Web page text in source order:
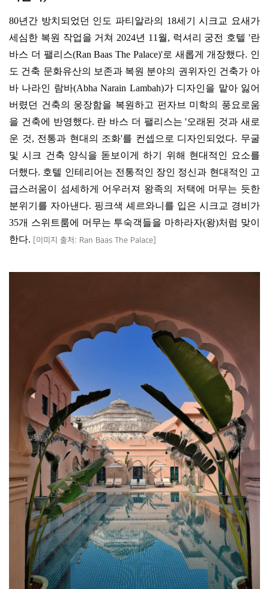
80년간 방치되었던 인도 파티알라의 18세기 시크교 요새가
세심한 복원 작업을 거쳐 2024년 11 월, 럭셔리 궁전 호텔 '란
바스 더 팰리스(Ran Baas The Palace)'로 새롭게 개장했다. 인
도 건축 문화유산의 보존과 복원 분야의 권위자인 건축가 아
바 나라인 람바(Abha Narain Lambah)가 디자인을 맡아 잃어
버렸던 건축의 웅장함을 복원하고 펀자브 미학의 풍요로움
을 건축에 반영했다. 란 바스 더 팰리스는 '오래된 것과 새로
운 것, 전통과 현대의 조화'를 컨셉으로 디자인되었다. 무굴
및 시크 건축 양식을 돋보이게 하기 위해 현대적인 요소를
더했다. 호텔 인테리어는 전통적인 장인 정신과 현대적인 고
급스러움이 섬세하게 어우러져 왕족의 저택에 머무는 듯한
분위기를 자아낸다. 핑크색 셰르와니를 입은 시크교 경비가
35개 스위트룸에 머무는 투숙객들을 마하라자(왕)처럼 맞이
한다. 이미지 출처 : Ran Baas The Palace]